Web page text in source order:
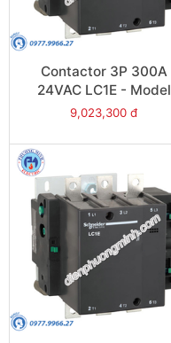
Contactor 3P 300A
24VAC LC1E - Model
LC1E300B6
9,023,300 đ